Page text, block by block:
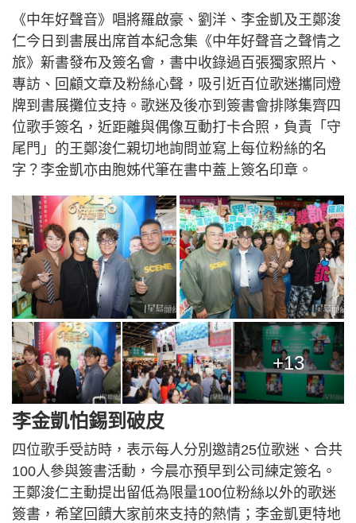
《中年好聲音》唱將羅啟豪、劉洋、李金凱及王鄭浚
仁今日到書展出席首本紀念集《中年好聲音之聲情之
旅》新書發布及簽名會，書中收錄過百張獨家照片、
專訪、回顧文章及粉絲心聲，吸引近百位歌迷攜同燈
牌到書展攤位支持。歌迷及後亦到簽書會排隊集齊四
位歌手簽名，近距離與偶像互動打卡合照，負責「守
尾門」的王鄭浚仁親切地詢問並寫上每位粉絲的名
字？李金凱亦由胞姊代筆在書中蓋上簽名印章。
+13
李金凱怕錫到破皮
四位歌手受訪時，表示每人分別邀請25位歌迷、合共
100人參與簽書活動，今晨亦預早到公司練定簽名。
王鄭浚仁主動提出留低為限量100位粉絲以外的歌迷
簽書，希望回饋大家前來支持的熱情；李金凱更特地